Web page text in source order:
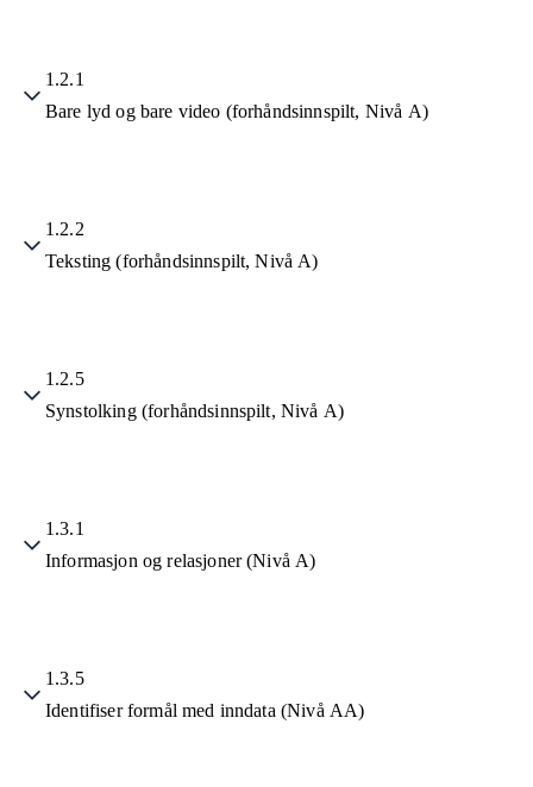
1.2.1
Bare lyd og bare video (forhåndsinnspilt, Nivå A)
1.2.2
Teksting (forhåndsinnspilt, Nivå A)
1.2.5
Synstolking (forhåndsinnspilt, Nivå A)
1.3.1
Informasjon og relasjoner (Nivå A)
1.3.5
Identifiser formål med inndata (Nivå AA)